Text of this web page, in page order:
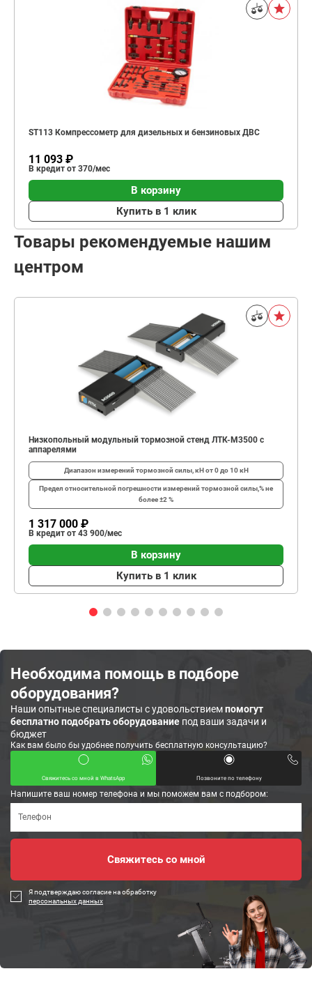
ST113 Компрессометр для дизельных и бензиновых ДВС
11 093 ₽
В кредит от 370/мес
В корзину
Купить в 1 клик
Товары рекомендуемые нашим
центром
Низкопольный модульный тормозной стенд ЛТК-М3500 с
аппарелями
Диапазон измерений тормозной силы, кНот 0 до 10 кН
Предел относительной погрешности измерений тормозной силы,%не
более ±2 %
1 317 000 ₽
В кредит от 43 900/мес
В корзину
Купить в 1 клик
Необходима помощь в подборе
оборудования?
Наши опытные специалисты с удовольствиемпомогут
бесплатно подобрать оборудование под ваши задачи и
бюджет
Как вам было бы удобнее получить бесплатную консультацию?
Свяжитесь со мной в WhatsApp Позвоните по телефону
Напишите ваш номер телефона и мы поможем вам с подбором:
Я подтверждаю согласие на обработку
персональных данных